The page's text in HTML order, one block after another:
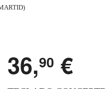
36,90 €